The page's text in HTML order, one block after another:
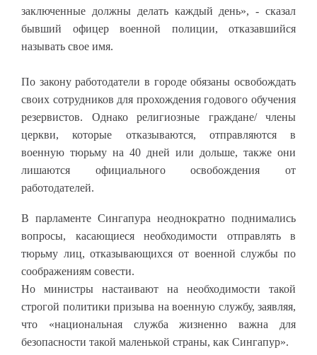
заключенные должны делать каждый день», - сказал
бывший офицер военной полиции, отказавшийся
называть свое имя.
По закону работодатели в городе обязаны освобождать
своих сотрудников для прохождения годового обучения
резервистов. Однако религиозные граждане/ члены
церкви, которые отказываются, отправляются в
военную тюрьму на 40 дней или дольше, также они
лишаются официального освобождения от
работодателей.
В парламенте Сингапура неоднократно поднимались
вопросы, касающиеся необходимости отправлять в
тюрьму лиц, отказывающихся от военной службы по
соображениям совести.
Но министры настаивают на необходимости такой
строгой политики призыва на военную службу, заявляя,
что «национальная служба жизненно важна для
безопасности такой маленькой страны, как Сингапур».